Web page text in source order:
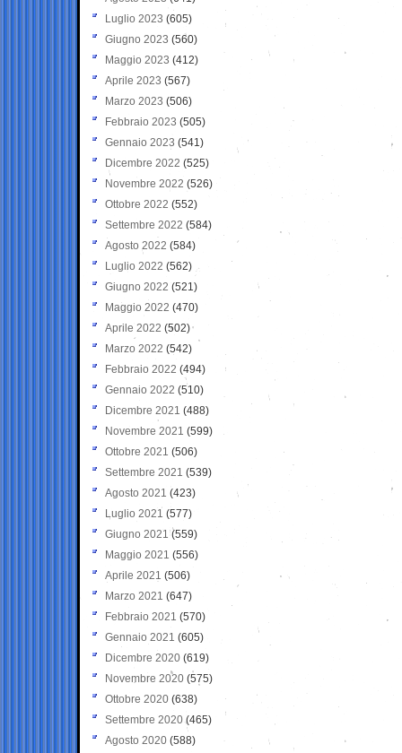
Luglio 2023 (605)
Giugno 2023 (560)
Maggio 2023 (412)
Aprile 2023 (567)
Marzo 2023 (506)
Febbraio 2023 (505)
Gennaio 2023 (541)
Dicembre 2022 (525)
Novembre 2022 (526)
Ottobre 2022 (552)
Settembre 2022 (584)
Agosto 2022 (584)
Luglio 2022 (562)
Giugno 2022 (521)
Maggio 2022 (470)
Aprile 2022 (502)
Marzo 2022 (542)
Febbraio 2022 (494)
Gennaio 2022 (510)
Dicembre 2021 (488)
Novembre 2021 (599)
Ottobre 2021 (506)
Settembre 2021 (539)
Agosto 2021 (423)
Luglio 2021 (577)
Giugno 2021(559)
Maggio 2021 (556)
Aprile 2021 (506)
Marzo 2021 (647)
Febbraio 2021 (570)
Gennaio 2021 (605)
Dicembre 2020 (619)
Novembre 2020 (575)
Ottobre 2020 (638)
Settembre 2020(465)
Agosto 2020 (588)